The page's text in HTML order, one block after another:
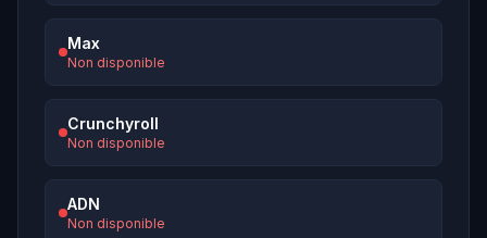
Max
Non disponible
Crunchyroll
Non disponible
ADN
Non disponible